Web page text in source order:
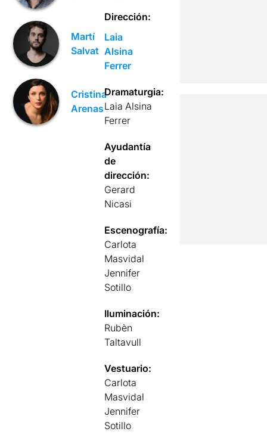
Martí
Salvat
Cristina
Arenas
Dirección:
Laia
Alsina
Ferrer
Dramaturgia:
Laia Alsina
Ferrer
Ayudantía
de
dirección:
Gerard
Nicasi
Escenografía:
Carlota
Masvidal
Jennifer
Sotillo
Iluminación:
Rubèn
Taltavull
Vestuario:
Carlota
Masvidal
Jennifer
Sotillo